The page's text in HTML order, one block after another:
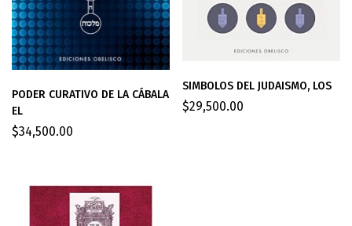
PODER CURATIVO DE LA CÁBALA
EL
$34,500.00
SIMBOLOS DEL JUDAISMO, LOS
$29,500.00